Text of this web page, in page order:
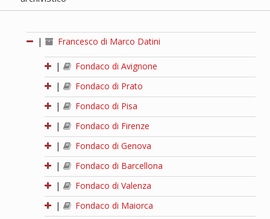
| Francesco di Marco Datini
|
Fondaco di Avignone
|
Fondaco di Prato
|
Fondaco di Pisa
|
Fondaco di Firenze
|
Fondaco di Genova
|
Fondaco di Barcellona
|
Fondaco di Valenza
|
Fondaco di Maiorca